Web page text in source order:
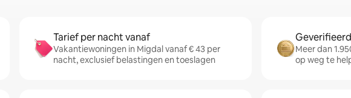
Tarief per nacht vanaf
Vakantiewoningen in Migdal vanaf € 43 per
nacht, exclusief belastingen en toeslagen
Meer dan
op weg te